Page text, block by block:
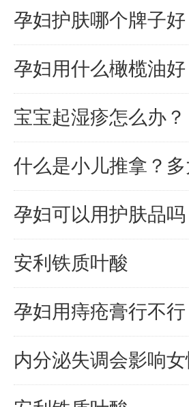
孕妇护肤哪个牌子好
孕妇用什么橄榄油好
宝宝起湿疹怎么办？
什么是小儿推拿？
孕妇可以用护肤品吗
安利铁质叶酸
孕妇用痔疮膏行不行
内分泌失调会影响女